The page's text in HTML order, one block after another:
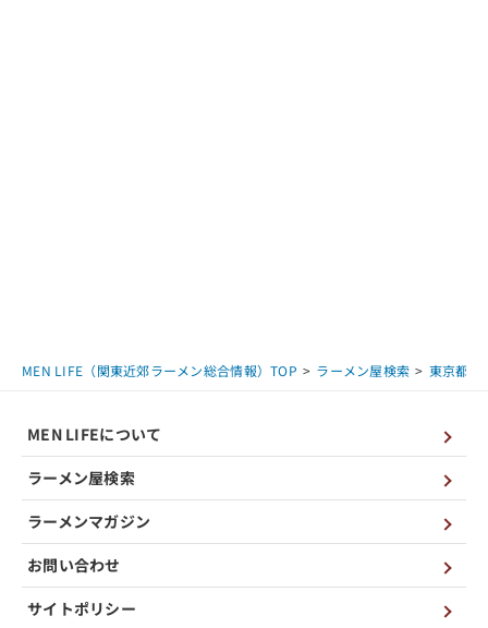
MEN LIFE（関東近郊ラーメン総合情報）TOP ラーメン屋検索 東京都
MEN LIFEについて
ラーメン屋検索
ラーメンマガジン
お問い合わせ
サイトポリシー